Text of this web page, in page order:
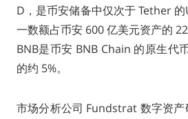
D，是币安储备中仅次于 Tether
一数额占币安 600 亿美元资产的
BNB是币安 BNB Chain 的原生代
的约 5%。
市场分析公司 Fundstrat 数字资